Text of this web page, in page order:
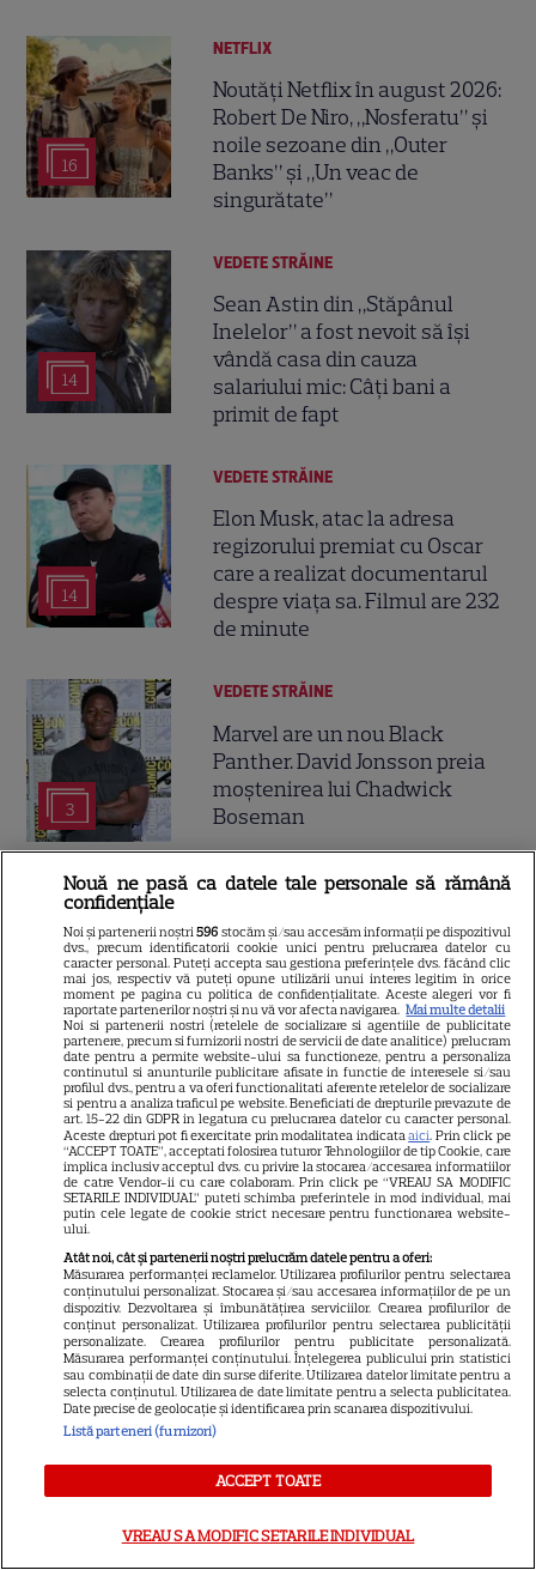
16
NETFLIX
Noutăți Netflix în august 2026:
Robert De Niro, „Nosferatu” și
noile sezoane din „Outer
Banks” și „Un veac de
singurătate”
14
VEDETE STRĂINE
Sean Astin din „Stăpânul
Inelelor” a fost nevoit să își
vândă casa din cauza
salariului mic: Câți bani a
primit de fapt
14
VEDETE STRĂINE
Elon Musk, atac la adresa
regizorului premiat cu Oscar
care a realizat documentarul
despre viața sa. Filmul are 232
de minute
3
VEDETE STRĂINE
Marvel are un nou Black
Panther. David Jonsson preia
moștenirea lui Chadwick
Boseman
7
VEDETE STRĂINE
Ryan Gosling este noul Ghost
Rider din Universul Marvel.
Anunțul făcut la Comic-Con i-
a entuziasmat pe fani
DISNEY PLUS
„Diavolul se îmbracă de la
Prada 2” s-a lansat pe Disney+.
Meryl Streep și Anne
Hathaway revin la revista
9
VEDETE STRĂINE
Meryl Streep, gest
impresionant pentru Anne
Hathaway și Emily Blunt la
„Diavolul se îmbracă de la
actrițele
Nouă ne pasă ca datele tale personale să rămână
confidențiale
Noi și partenerii noștri596 stocăm și/sau accesăm informații pe dispozitivul
dvs., precum identificatorii cookie unici pentru prelucrarea datelor cu
caracter personal. Puteți accepta sau gestiona preferințele dvs. făcând clic
mai jos, respectiv vă puteți opune utilizării unui interes legitim în orice
moment pe pagina cu politica de confidențialitate. Aceste alegeri vor fi
raportate partenerilor noștri și nu vă vor afecta navigarea. Mai multe detalii
Noi si partenerii nostri (retelele de socializare si agentiile de publicitate
partenere, precum si furnizorii nostri de servicii de date analitice) prelucram
date pentru a permite website-ului sa functioneze, pentru a personaliza
continutul si anunturile publicitare afisate in functie de interesele si/sau
profilul dvs., pentru a va oferi functionalitati aferente retelelor de socializare
si pentru a analiza traficul pe website. Beneficiati de drepturile prevazute de
art. 15-22 din GDPR in legatura cu prelucrarea datelor cu caracter personal.
Aceste drepturi pot fi exercitate prin modalitatea indicataaici. Prin click pe
“ACCEPT TOATE”, acceptati folosirea tuturor Tehnologiilor de tip Cookie, care
implica inclusiv acceptul dvs. cu privire la stocarea/accesarea informatiilor
de catre Vendor-ii cu care colaboram. Prin click pe “VREAU SA MODIFIC
SETARILE INDIVIDUAL” puteti schimba preferintele in mod individual, mai
putin cele legate de cookie strict necesare pentru functionarea website-
ului.
Atât noi, cât și partenerii noștri prelucrăm datele pentru a oferi:
Măsurarea performanței reclamelor. Utilizarea profilurilor pentru selectarea
conținutului personalizat. Stocarea și/sau accesarea informațiilor de pe un
dispozitiv. Dezvoltarea și îmbunătățirea serviciilor. Crearea profilurilor de
conținut personalizat. Utilizarea profilurilor pentru selectarea publicității
personalizate. Crearea profilurilor pentru publicitate personalizată.
Măsurarea performanței conținutului. Înțelegerea publicului prin statistici
sau combinații de date din surse diferite. Utilizarea datelor limitate pentru a
selecta conținutul. Utilizarea de date limitate pentru a selecta publicitatea.
Date precise de geolocație și identificarea prin scanarea dispozitivului.
Listă parteneri (furnizori)
ACCEPT TOATE
VREAU SA MODIFIC SETARILE INDIVIDUAL